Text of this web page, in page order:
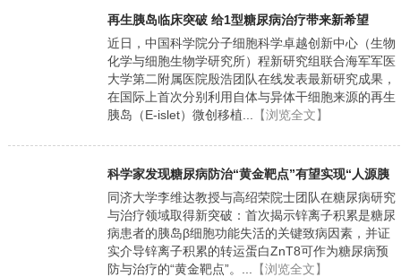
再生胰岛临床突破 给1型糖尿病治疗带来新希望
近日，中国科学院分子细胞科学卓越创新中心（生物
化学与细胞生物学研究所）程新研究组联合海军军医
大学第二附属医院殷浩团队在线发表最新研究成果，
在国际上首次分别利用自体与异体干细胞来源的再生
胰岛（E-islet）微创移植...
【浏览全文】
科学家发现糖尿病防治“黄金靶点”有望实现“人源胰
岛类器官”“一次移植、长期有效”
同济大学李维达教授与高绍荣院士团队在糖尿病研究
与治疗领域取得新突破：首次揭示锌离子积累是糖尿
病患者的胰岛β细胞功能失活的关键致病因素，并证
实介导锌离子积累的转运蛋白ZnT8可作为糖尿病预
防与治疗的“黄金靶点”。...
【浏览全文】